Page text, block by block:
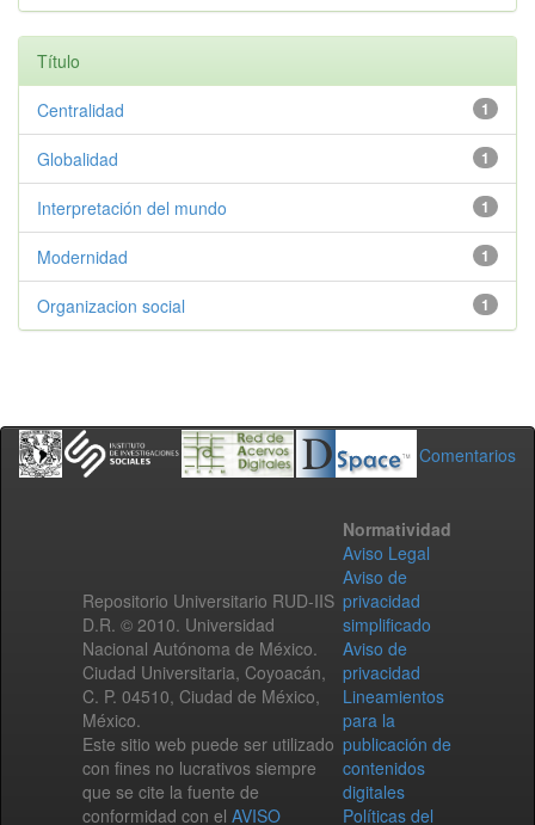
Título
1
Centralidad
1
Globalidad
1
Interpretación del mundo
1
Modernidad
1
Organizacion social
Comentarios
Repositorio Universitario RUD-IIS
D.R. © 2010. Universidad
Nacional Autónoma de México.
Ciudad Universitaria, Coyoacán,
C. P. 04510, Ciudad de México,
México.
Este sitio web puede ser utilizado
con fines no lucrativos siempre
que se cite la fuente de
conformidad con el AVISO
Normatividad
Aviso Legal
Aviso de
privacidad
simplificado
Aviso de
privacidad
Lineamientos
para la
publicación de
contenidos
digitales
Políticas del